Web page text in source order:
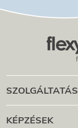
SZOLGÁLTATÁS
Karrier utána
KÉPZÉSEK